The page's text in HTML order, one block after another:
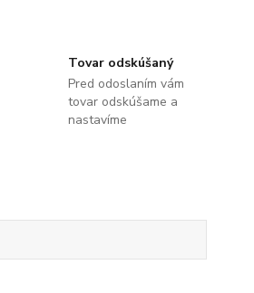
Tovar odskúšaný
Pred odoslaním vám
tovar odskúšame a
nastavíme